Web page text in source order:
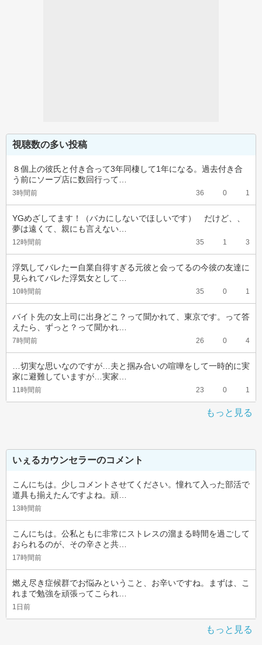
視聴数の多い投稿
８個上の彼氏と付き合って3年同棲して1年になる。過去付き合
う前にソープ店に数回行って…
3時間前 36 0 1
YGめざしてます！（バカにしないでほしいです）　だけど、、
夢は遠くて、親にも言えない…
12時間前 35 1 3
浮気してバレたー自業自得すぎる元彼と会ってるの今彼の友達に
見られてバレた浮気女として…
10時間前 35 0 1
バイト先の女上司に出身どこ？って聞かれて、東京です。って答
えたら、ずっと？って聞かれ…
7時間前 26 0 4
…切実な思いなのですが…夫と掴み合いの喧嘩をして一時的に実
家に避難していますが…実家…
11時間前 23 0 1
もっと見る
いぇるカウンセラーのコメント
こんにちは。少しコメントさせてください。憧れて入った部活で
道具も揃えたんですよね。頑…
13時間前
こんにちは。公私ともに非常にストレスの溜まる時間を過ごして
おられるのが、その辛さと共…
17時間前
燃え尽き症候群でお悩みということ、お辛いですね。まずは、こ
れまで勉強を頑張ってこられ…
1日前
もっと見る